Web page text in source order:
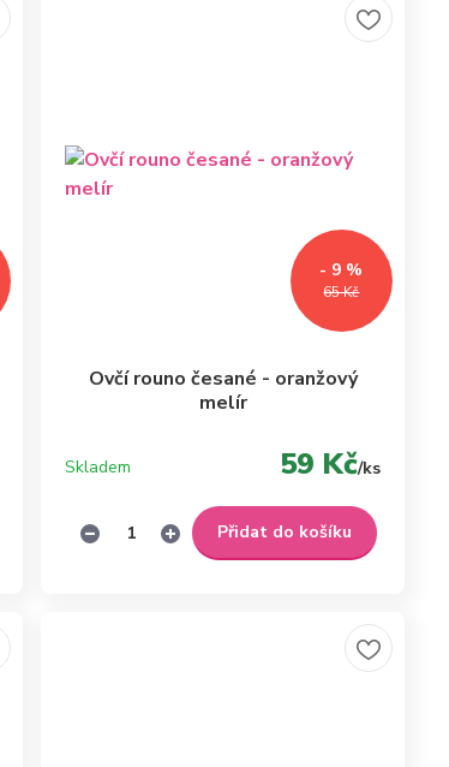
65 Kč
- 9 %
Ovčí rouno česané - oranžový
melír
59 Kč/ks
Skladem
Přidat do košíku